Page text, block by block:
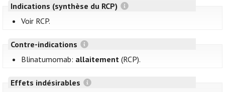
Indications (synthèse du RCP)
Voir RCP.
Contre-indications
Blinatumomab: allaitement (RCP).
Effets indésirables